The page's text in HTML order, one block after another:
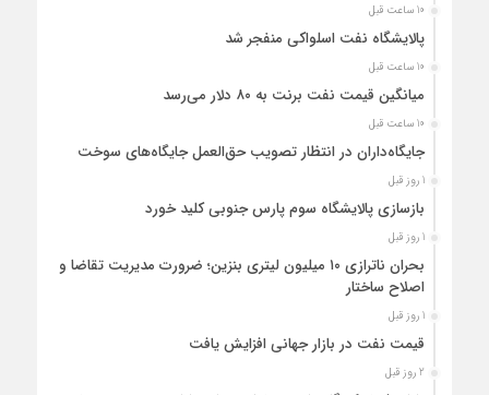
10 ساعت قبل
پالایشگاه نفت اسلواکی منفجر شد
10 ساعت قبل
میانگین قیمت نفت برنت به ۸۰ دلار می‌رسد
10 ساعت قبل
جایگاه‌داران در انتظار تصویب حق‌العمل جایگاه‌های سوخت
1 روز قبل
بازسازی پالایشگاه سوم پارس جنوبی کلید خورد
1 روز قبل
بحران ناترازی ۱۰ میلیون لیتری بنزین؛ ضرورت مدیریت تقاضا و
اصلاح ساختار
1 روز قبل
قیمت نفت در بازار جهانی افزایش یافت
2 روز قبل